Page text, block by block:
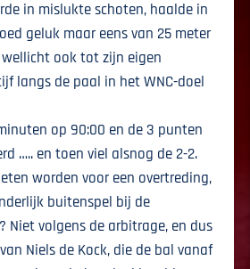
in mislukte schoten, haalde in
geluk maar eens van 25 meter
ook tot zijn eigen
langs de paal in het WNC-doel
op 90:00 en de 3 punten
….. en toen viel alsnog de 2-2.
worden voor een overtreding,
buitenspel bij de
Niet volgens de arbitrage, en dus
Niels de Kock, die de bal vanaf